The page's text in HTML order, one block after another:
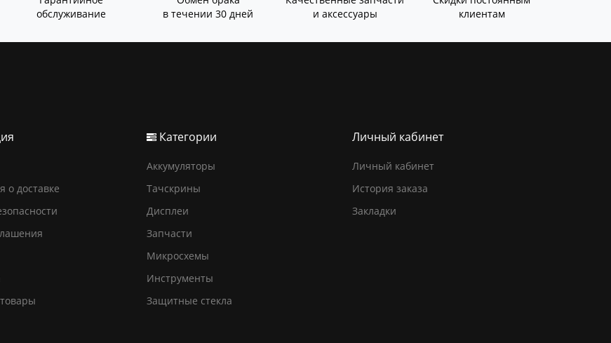
обслуживание
в течении 30 дней
и аксессуары
клиентам
о доставке
Категории
Аккумуляторы
Тачскрины
Дисплеи
Запчасти
Микросхемы
Инструменты
Защитные стекла
Личный кабинет
Личный кабинет
История заказа
Закладки